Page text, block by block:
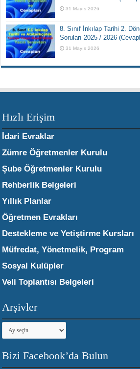
31 Mayıs 2026
8. Sınıf İnkılap Tarihi 2.
Soruları 2025 / 2026
31 Mayıs 2026
Hızlı Erişim
İdari Evraklar
Zümre Öğretmenler Kurulu
Şube Öğretmenler Kurulu
Rehberlik Belgeleri
Yıllık Planlar
Öğretmen Evrakları
Destekleme ve Yetiştirme Kursları
Müfredat, Yönetmelik, Program
Sosyal Kulüpler
Veli Toplantısı Belgeleri
Arşivler
Arşivler
Bizi Facebook’da Bulun